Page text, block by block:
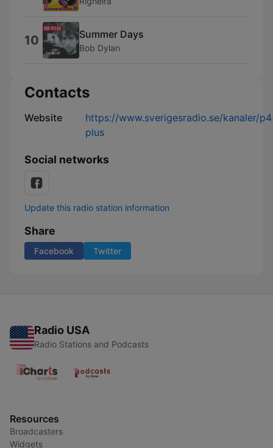
10 Summer Days
Bob Dylan
Contacts
Website
https://www.sverigesradio.se/kanaler/
plus
Social networks
Update this radio station information
Share
Facebook Twitter
Radio USA
Radio Stations and Podcasts
Resources
Broadcasters
Widgets